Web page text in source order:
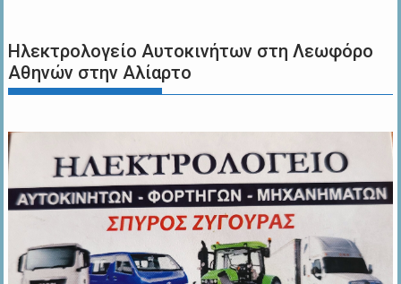
Ηλεκτρολογείο Αυτοκινήτων στη Λεωφόρο
Αθηνών στην Αλίαρτο